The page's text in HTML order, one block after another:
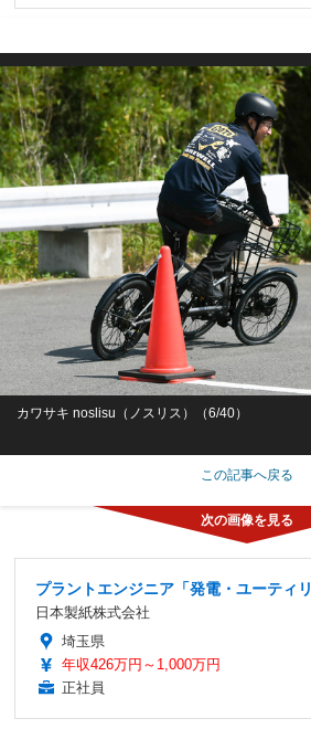
カワサキ noslisu（ノスリス）（6/40）
この記事へ戻る
プラントエンジニア「発電・ユーティリ
日本製紙株式会社
埼玉県
年収426万円～1,000万円
正社員